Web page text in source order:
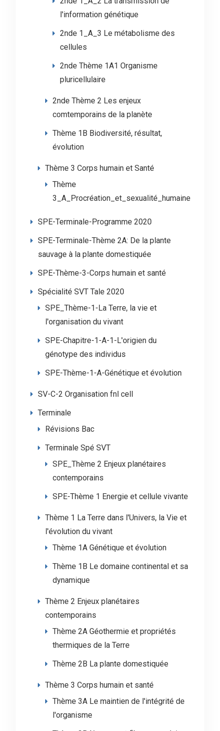
l'information génétique
2nde 1_A_3 Le métabolisme des
cellules
2nde Thème 1A1 Organisme
pluricellulaire
2nde Thème 2 Les enjeux
comtemporains de la planète
Thème 1B Biodiversité, résultat,
évolution
Thème 3 Corps humain et Santé
Thème
3_A_Procréation_et_sexualité_humaine
SPE-Terminale-Programme 2020
SPE-Terminale-Thème 2A: De la plante
sauvage à la plante domestiquée
SPE-Thème-3-Corps humain et santé
Spécialité SVT Tale 2020
SPE_Thème-1-La Terre, la vie et
l'organisation du vivant
SPE-Chapitre-1-A-1-L'origien du
génotype des individus
SPE-Thème-1-A-Génétique et évolution
SV-C-2 Organisation fnl cell
Terminale
Révisions Bac
Terminale Spé SVT
SPE_Thème 2 Enjeux planétaires
contemporains
SPE-Thème 1 Energie et cellule vivante
Thème 1 La Terre dans l'Univers, la Vie et
l'évolution du vivant
Thème 1A Génétique et évolution
Thème 1B Le domaine continental et sa
dynamique
Thème 2 Enjeux planétaires
contemporains
Thème 2A Géothermie et propriétés
thermiques de la Terre
Thème 2B La plante domestiquée
Thème 3 Corps humain et santé
Thème 3A Le maintien de l'intégrité de
l'organisme